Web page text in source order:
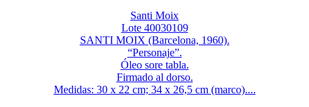
Santi Moix
Lote 40030109
SANTI MOIX (Barcelona, 1960).
“Personaje”.
Óleo sore tabla.
Firmado al dorso.
Medidas: 30 x 22 cm; 34 x 26,5 cm (marco)....